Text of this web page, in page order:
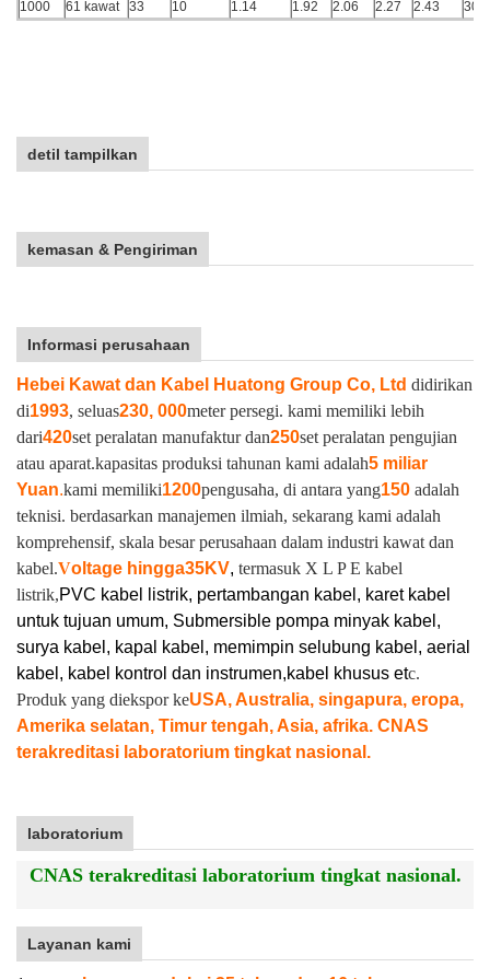
1000
61 kawat 33 10 1.14 1.92 2.06 2.27 2.43
detil tampilkan
kemasan & Pengiriman
Informasi perusahaan
Hebei Kawat dan Kabel Huatong Group Co, Ltd didirikan
di1993, seluas230, 000meter persegi. kami memiliki lebih
dari420set peralatan manufaktur dan250set peralatan pengujian
atau aparat.kapasitas produksi tahunan kami adalah5 miliar
Yuan.kami memiliki1200pengusaha, di antara yang150 adalah
teknisi. berdasarkan manajemen ilmiah, sekarang kami adalah
komprehensif, skala besar perusahaan dalam industri kawat dan
kabel.Voltage hingga35KV, termasuk X L P E kabel
listrik,PVC kabel listrik, pertambangan kabel, karet kabel
untuk tujuan umum, Submersible pompa minyak kabel,
surya kabel, kapal kabel, memimpin selubung kabel, aerial
kabel, kabel kontrol dan instrumen,kabel khusus etc.
Produk yang diekspor keUSA, Australia, singapura, eropa,
Amerika selatan, Timur tengah, Asia, afrika. CNAS
terakreditasi laboratorium tingkat nasional.
laboratorium
CNAS terakreditasi laboratorium tingkat nasional.
Layanan kami